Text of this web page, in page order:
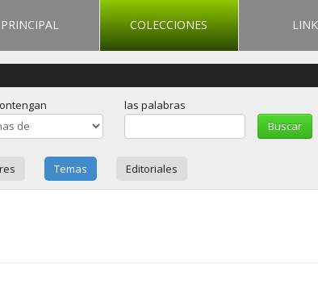
PRINCIPAL COLECCIONES
las palabras
Temas Editoriales